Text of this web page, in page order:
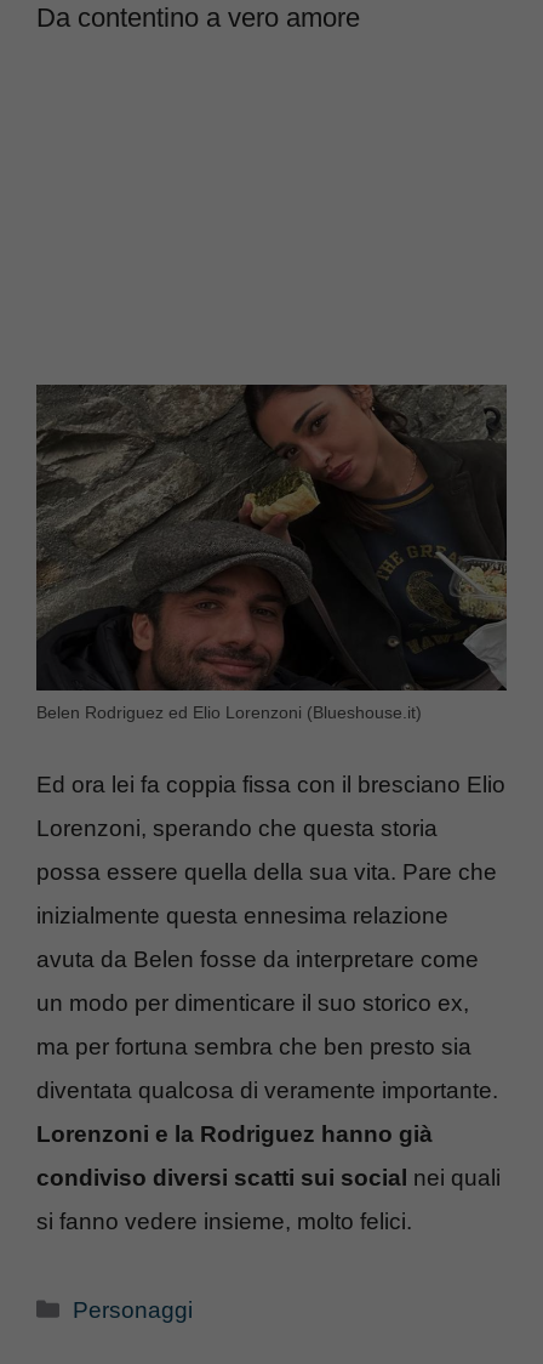
Da contentino a vero amore
Belen Rodriguez ed Elio Lorenzoni (Blueshouse.it)
Ed ora lei fa coppia fissa con il bresciano Elio
Lorenzoni, sperando che questa storia
possa essere quella della sua vita. Pare che
inizialmente questa ennesima relazione
avuta da Belen fosse da interpretare come
un modo per dimenticare il suo storico ex,
ma per fortuna sembra che ben presto sia
diventata qualcosa di veramente importante.
Lorenzoni e la Rodriguez hanno già
condiviso diversi scatti sui social nei quali
si fanno vedere insieme, molto felici.
Categorie
Personaggi